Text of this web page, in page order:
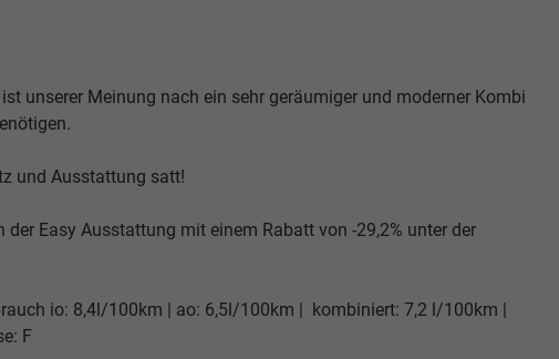
unserer Meinung nach ein sehr geräumiger und moderner Kombi
und Ausstattung satt!
Easy Ausstattung mit einem Rabatt von -29,2% unter der
io: 8,4l/100km | ao: 6,5l/100km | kombiniert: 7,2 l/100km |
F